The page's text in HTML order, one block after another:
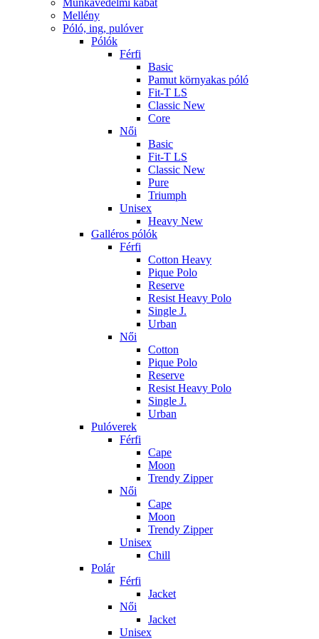
Munkavédelmi kabát
Mellény
Póló, ing, pulóver
Pólók
Férfi
Basic
Pamut környakas póló
Fit-T LS
Classic New
Core
Női
Basic
Fit-T LS
Classic New
Pure
Triumph
Unisex
Heavy New
Galléros pólók
Férfi
Cotton Heavy
Pique Polo
Reserve
Resist Heavy Polo
Single J.
Urban
Női
Cotton
Pique Polo
Reserve
Resist Heavy Polo
Single J.
Urban
Pulóverek
Férfi
Cape
Moon
Trendy Zipper
Női
Cape
Moon
Trendy Zipper
Unisex
Chill
Polár
Férfi
Jacket
Női
Jacket
Unisex